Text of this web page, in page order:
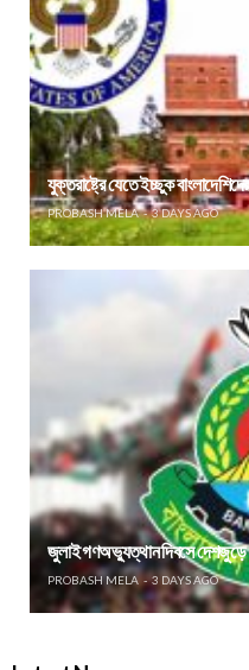
যুক্তরাষ্ট্রে যেতে ইচ্ছুক
PROBASH MELA 3 DAYS AGO
জুলাই গণঅভ্যুত্থান দিবসে দেশজুড়ে
PROBASH MELA 3 DAYS AGO